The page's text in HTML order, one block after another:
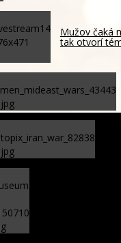
Mužov čaká
tak otvorí